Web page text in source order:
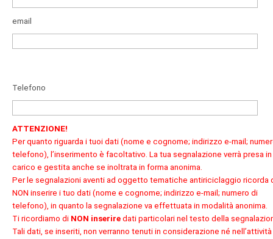
email
Telefono
ATTENZIONE!
Per quanto riguarda i tuoi dati (nome e cognome; indirizzo e-mail;
telefono), l’inserimento è facoltativo. La tua segnalazione verrà presa in
carico e gestita anche se inoltrata in forma anonima.
Per le segnalazioni aventi ad oggetto tematiche antiriciclaggio ricorda
NON inserire i tuo dati (nome e cognome; indirizzo e-mail; numero di
telefono), in quanto la segnalazione va effettuata in modalità anonima.
Ti ricordiamo di NON inserire dati particolari nel testo della
Tali dati, se inseriti, non verranno tenuti in considerazione né nell’attività